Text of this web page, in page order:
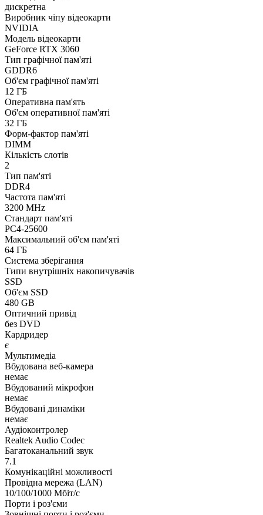
дискретна
Виробник чіпу відеокарти
NVIDIA
Модель відеокарти
GeForce RTX 3060
Тип графічної пам'яті
GDDR6
Об'єм графічної пам'яті
12 ГБ
Оперативна пам'ять
Об'єм оперативної пам'яті
32 ГБ
Форм-фактор пам'яті
DIMM
Кількість слотів
2
Тип пам'яті
DDR4
Частота пам'яті
3200 MHz
Стандарт пам'яті
PC4-25600
Максимальний об'єм пам'яті
64 ГБ
Система зберігання
Типи внутрішніх накопичувачів
SSD
Об'єм SSD
480 GB
Оптичний привід
без DVD
Кардридер
є
Мультимедіа
Вбудована веб-камера
немає
Вбудований мікрофон
немає
Вбудовані динаміки
немає
Аудіоконтролер
Realtek Audio Codec
Багатоканальний звук
7.1
Комунікаційні можливості
Провідна мережа (LAN)
10/100/1000 Мбіт/с
Порти і роз'єми